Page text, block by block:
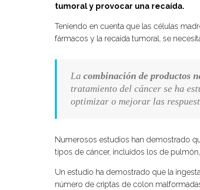
tumoral y provocar una recaída.
Teniendo en cuenta que las células
fármacos y la recaída tumoral, se
La combinación de productos
tratamiento del cáncer se ha
optimizar o mejorar las
Numerosos estudios han demostrado
tipos de cáncer, incluidos los de
Un estudio ha demostrado que la
número de criptas de colon